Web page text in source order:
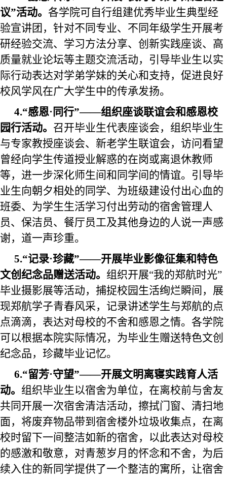
议”活动。 各学院可自行组建优秀毕业生典型经
验宣讲团，针对不同专业、不同年级学生开展考
研经验交流、学习方法分享、创新实践座谈、高
质量就业论坛等主题交流活动， 引导毕业生以实
际行动表达对学弟学妹的关心和支持，促进良好
校风学风在广大学生中的传承发扬。
4.“感恩·同行”——组织座谈联谊会和感恩校
园行活动。 召开毕业生代表座谈会，组织毕业生
与专家教授座谈会、新老学生联谊会，访问看望
曾经向学生传道授业解惑的在岗或离退休教师
等，进一步深化师生间和同学间的情谊。 引导毕
业生向朝夕相处的同学、为班级建设付出心血的
班委、为学生生活学习付出劳动的宿舍管理人
员、保洁员、餐厅员工及其他身边的人说一声感
谢，道一声珍重。
5.“记录·珍藏”——开展毕业影像征集和特色
文创纪念品赠送活动。 组织开展“我的郑航时光”
毕业摄影展等活动，捕捉校园生活绚烂瞬间，展
现郑航学子青春风采，记录讲述学生与郑航的点
点滴滴，表达对母校的不舍和感恩之情。各学院
可以根据本院实际情况，为毕业生赠送特色文创
纪念品，珍藏毕业记忆。
6.“留芳·守望”——开展文明离寝实践育人活
动。 组织毕业生以宿舍为单位，在离校前与舍友
共同开展一次宿舍清洁活动， 擦拭门窗、清扫地
面， 将废弃物品带到宿舍楼外垃圾收集点，在离
校时留下一间整洁如新的宿舍，以此表达对母校
的感激和敬意，对青葱岁月的怀念和不舍，为后
续入住的新同学提供了一个整洁的寓所，让宿舍